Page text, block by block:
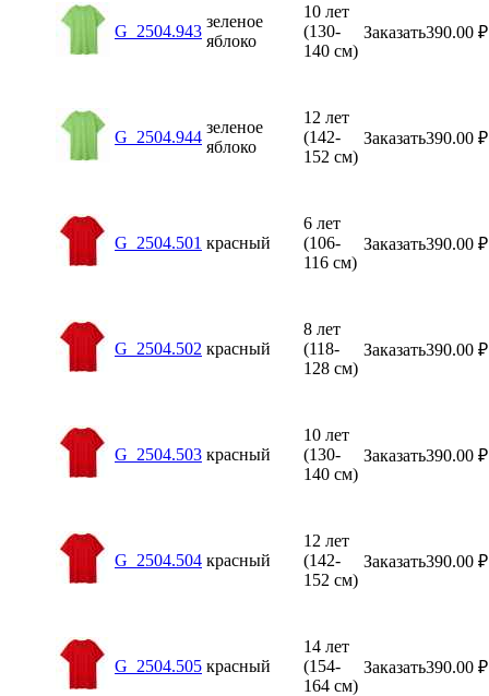
G_2504.943
зеленое
яблоко
10 лет
(130-
140 см)
Заказать390.00 ₽
G_2504.944
зеленое
яблоко
12 лет
(142-
152 см)
Заказать390.00 ₽
G_2504.501 красный
6 лет
(106-
116 см)
Заказать390.00 ₽
G_2504.502 красный
8 лет
(118-
128 см)
Заказать390.00 ₽
G_2504.503 красный
10 лет
(130-
140 см)
Заказать390.00 ₽
G_2504.504 красный
12 лет
(142-
152 см)
Заказать390.00 ₽
G_2504.505 красный
14 лет
(154-
164 см)
Заказать390.00 ₽